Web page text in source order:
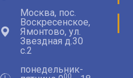
Москва, пос.
Воскресенское,
Ямонтово, ул.
Звездная д.30
с.2
понедельник-
00